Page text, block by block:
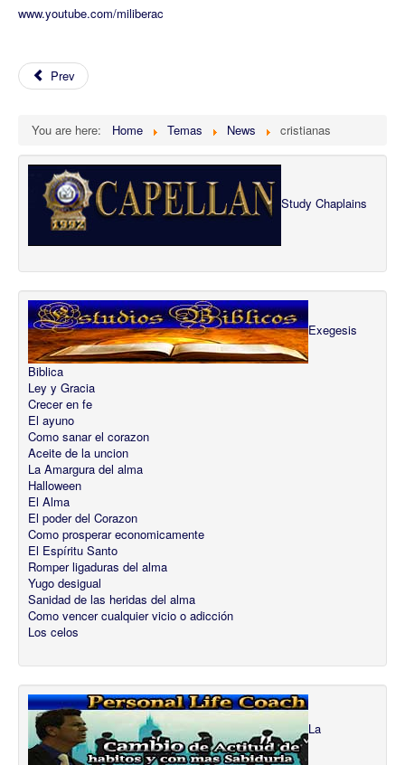
www.youtube.com/miliberac
Prev
You are here: Home Temas News cristianas
Study Chaplains
Exegesis
Biblica
Ley y Gracia
Crecer en fe
El ayuno
Como sanar el corazon
Aceite de la uncion
La Amargura del alma
Halloween
El Alma
El poder del Corazon
Como prosperar economicamente
El Espíritu Santo
Romper ligaduras del alma
Yugo desigual
Sanidad de las heridas del alma
Como vencer cualquier vicio o adicción
Los celos
La